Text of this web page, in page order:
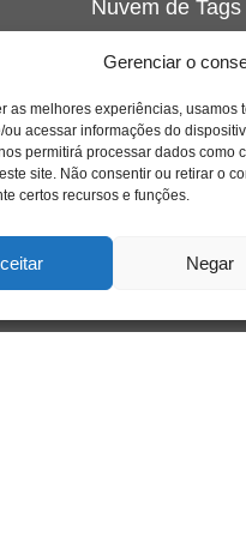
Gerenciar o
as melhores experiências,
ou acessar informações do
permitirá processar dados como
site. Não consentir ou retirar o
certos recursos e funções.
Negar
Nuvem de Tags
crianca cuidado
educação
freud infância insight
loucura luto maternidade
psicologia